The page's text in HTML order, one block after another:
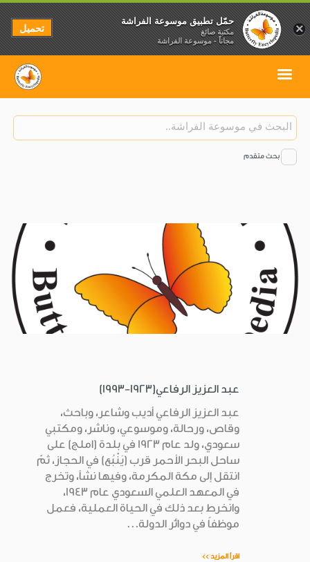
بحث متقدم
عبد العزيز الرفاعي(1923-1993)
عبد العزيز الرفاعي أديب وشاعر، وباحث،
وقاص، ورحالة، وموسوعي، وناشر، ومكتبي
سعودي، ولد عام 1923 في بلدة (املج) على
ساحل البحر الأحمر قرب (يَنْبُع) في الحجاز، ثمّ
انتقل إلى مكة المكرمة، وفيها نشأ، وتخرج
في المعهد العلمي السعودي عام 1943،
وانخرط بعد ذلك في الحياة العملية، فعمل
موظفاً في دوائر الدولة...
اقرأ المزيد >>
×
حمّل تطبيق موسوعة الفراشة
مكتبة صائغ
مجاناً - موسوعة الفراشة
تحميل